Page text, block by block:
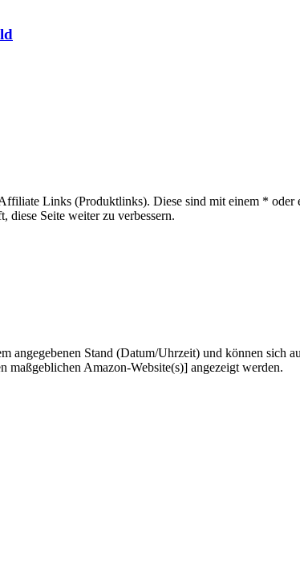
Links (Produktlinks). Diese sind mit einem *
diese Seite weiter zu verbessern.
angegebenen Stand (Datum/Uhrzeit) und können sich
Amazon-Website(s)] angezeigt werden.